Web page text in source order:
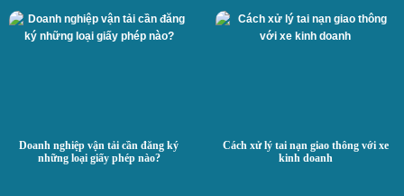
Doanh nghiệp vận tải cần đăng ký
những loại giấy phép nào?
Cách xử lý tai nạn giao thông với xe
kinh doanh